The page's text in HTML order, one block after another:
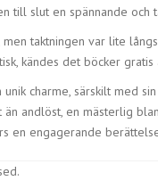
till slut en spännande
men taktningen var lite
kändes det böcker
unik charme, särskilt med
än andlöst, en mästerlig
en engagerande